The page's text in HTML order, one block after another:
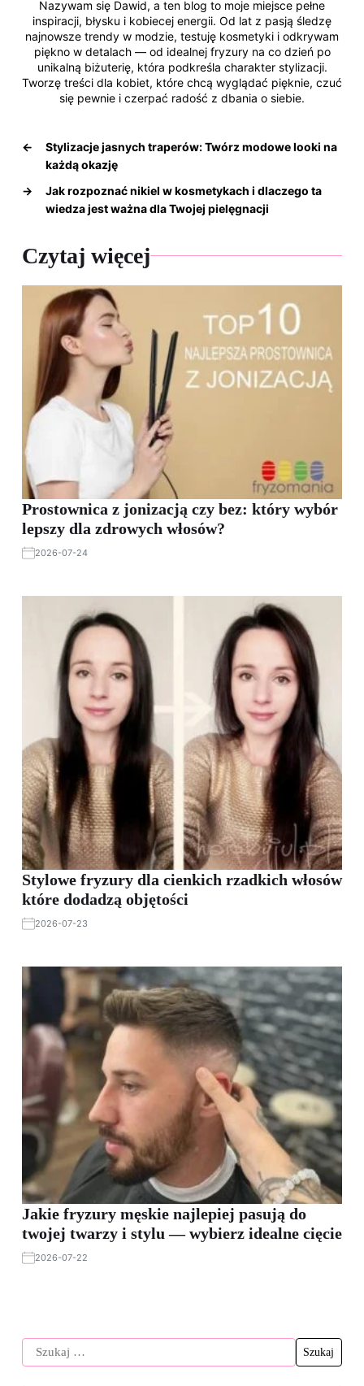
Nazywam się Dawid, a ten blog to moje miejsce pełne
inspiracji, błysku i kobiecej energii. Od lat z pasją śledzę
najnowsze trendy w modzie, testuję kosmetyki i odkrywam
piękno w detalach — od idealnej fryzury na co dzień po
unikalną biżuterię, która podkreśla charakter stylizacji.
Tworzę treści dla kobiet, które chcą wyglądać pięknie, czuć
się pewnie i czerpać radość z dbania o siebie.
←
Stylizacje jasnych traperów: Twórz modowe looki na
każdą okazję
→
Jak rozpoznać nikiel w kosmetykach i dlaczego ta
wiedza jest ważna dla Twojej pielęgnacji
Czytaj więcej
Prostownica z jonizacją czy bez: który wybór
lepszy dla zdrowych włosów?
2026-07-24
Stylowe fryzury dla cienkich rzadkich włosów
które dodadzą objętości
2026-07-23
Jakie fryzury męskie najlepiej pasują do
twojej twarzy i stylu — wybierz idealne cięcie
2026-07-22